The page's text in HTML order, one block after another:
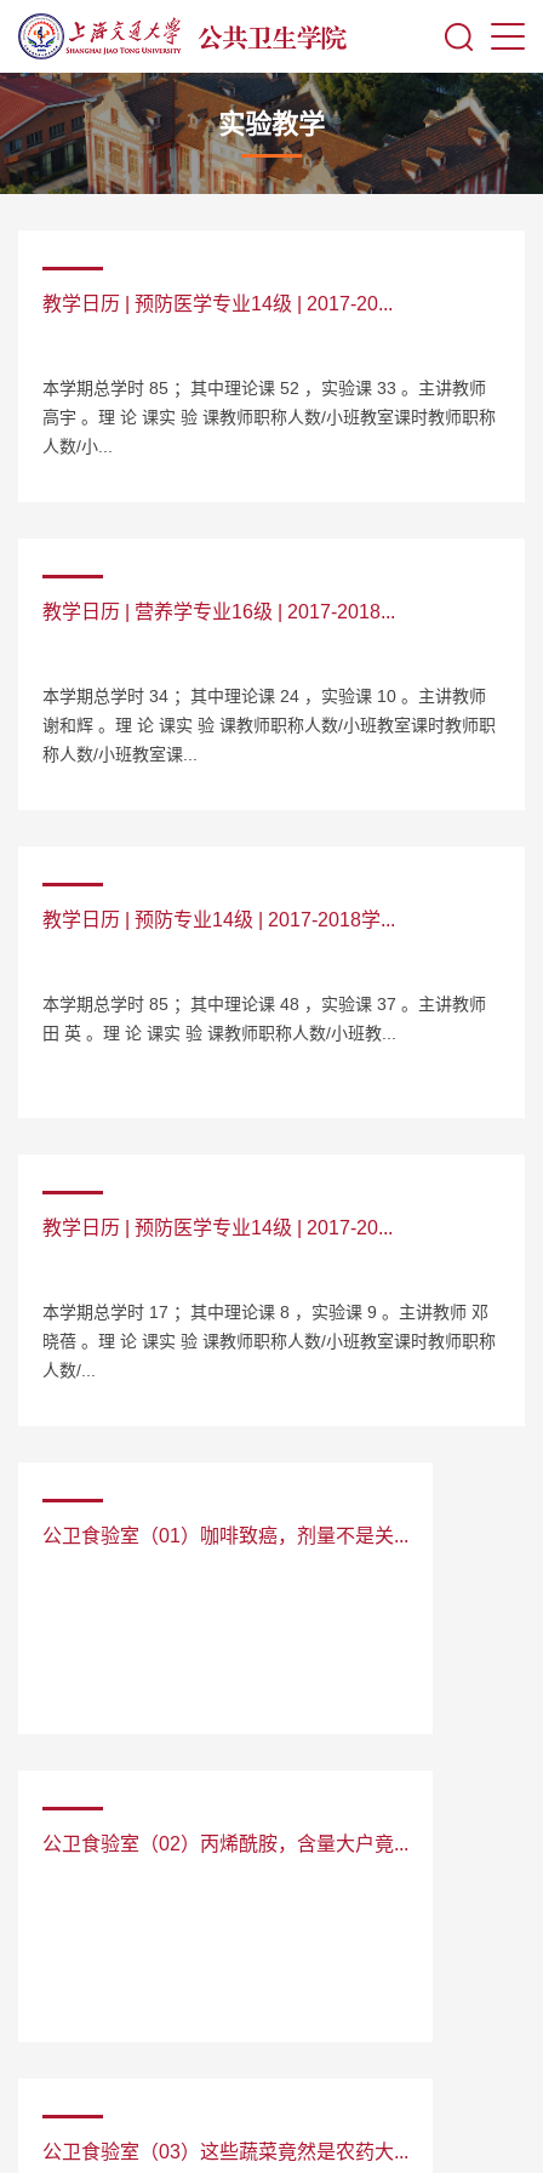
实验教学
教学日历 | 预防医学专业14级 | 2017-20...
本学期总学时 85 ；其中理论课 52 ，实验课 33 。主讲教师
高宇 。理 论 课实 验 课教师职称人数/小班教室课时教师职称
人数/小...
教学日历 | 营养学专业16级 | 2017-2018...
本学期总学时 34 ；其中理论课 24 ，实验课 10 。主讲教师
谢和辉 。理 论 课实 验 课教师职称人数/小班教室课时教师职
称人数/小班教室课...
教学日历 | 预防专业14级 | 2017-2018学...
本学期总学时 85 ；其中理论课 48 ，实验课 37 。主讲教师
田 英 。理 论 课实 验 课教师职称人数/小班教...
教学日历 | 预防医学专业14级 | 2017-20...
本学期总学时 17 ；其中理论课 8 ，实验课 9 。主讲教师 邓
晓蓓 。理 论 课实 验 课教师职称人数/小班教室课时教师职称
人数/...
公卫食验室（01）咖啡致癌，剂量不是关...
公卫食验室（02）丙烯酰胺，含量大户竟...
公卫食验室（03）这些蔬菜竟然是农药大...